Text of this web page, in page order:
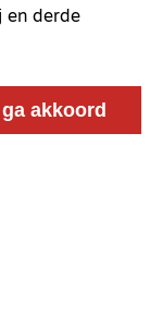
en derde
akkoord